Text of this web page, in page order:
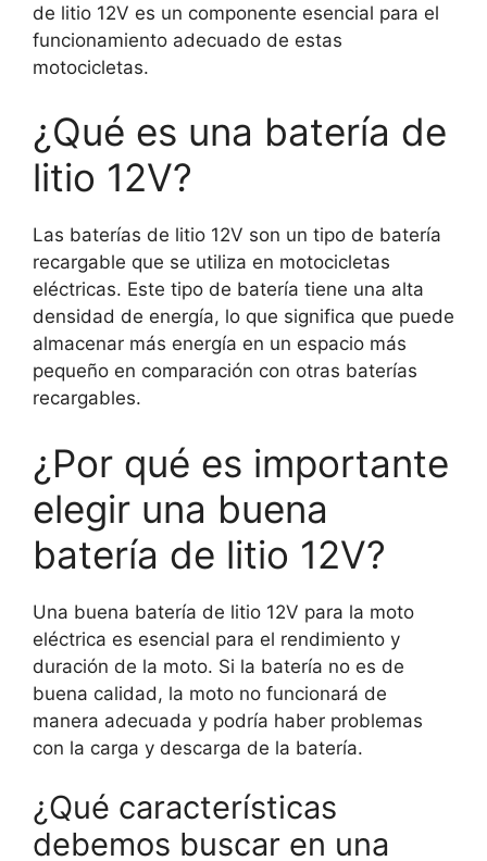
de litio 12V es un componente esencial para el
funcionamiento adecuado de estas
motocicletas.
¿Qué es una batería de
litio 12V?
Las baterías de litio 12V son un tipo de batería
recargable que se utiliza en motocicletas
eléctricas. Este tipo de batería tiene una alta
densidad de energía, lo que significa que puede
almacenar más energía en un espacio más
pequeño en comparación con otras baterías
recargables.
¿Por qué es importante
elegir una buena
batería de litio 12V?
Una buena batería de litio 12V para la moto
eléctrica es esencial para el rendimiento y
duración de la moto. Si la batería no es de
buena calidad, la moto no funcionará de
manera adecuada y podría haber problemas
con la carga y descarga de la batería.
¿Qué características
debemos buscar en una